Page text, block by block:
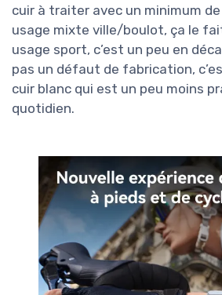
cuir à traiter avec un minimum de
usage mixte ville/boulot, ça le
usage sport, c’est un peu en
pas un défaut de fabrication,
cuir blanc qui est un peu moins
quotidien.